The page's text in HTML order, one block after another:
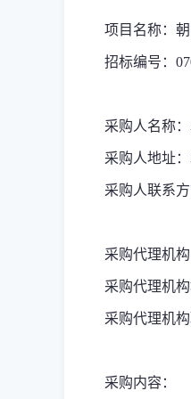
项目名称：
招标编号：
采购人名称
采购人地址
采购人联系方
采购代理机
采购代理机
采购代理机构
采购内容：